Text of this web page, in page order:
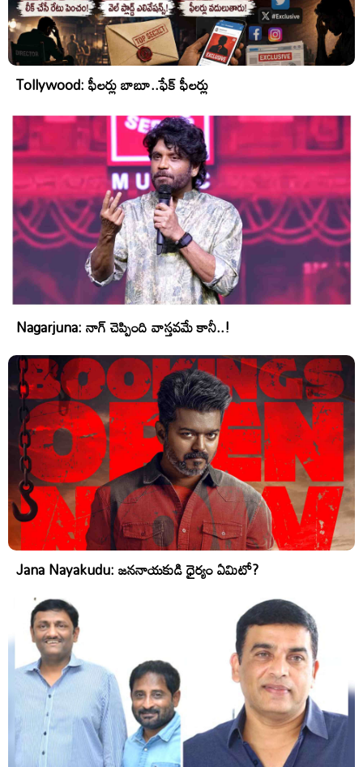
Tollywood: ఫీలర్లు బాబూ..ఫేక్ ఫీలర్లు
Nagarjuna: నాగ్ చెప్పింది వాస్తవమే కానీ..!
Jana Nayakudu: జననాయకుడి ధైర్యం ఏమిటో?